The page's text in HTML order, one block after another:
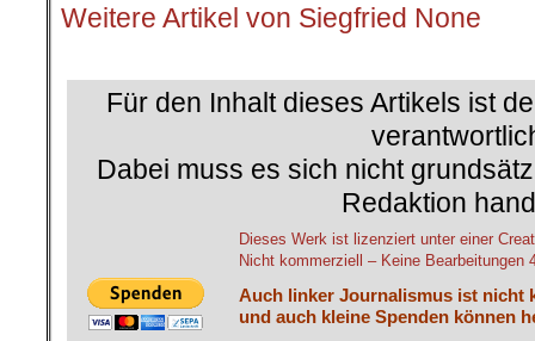
Weitere Artikel von Siegfried None
Für den Inhalt dieses Artikels ist
Dabei muss es sich nicht
Redaktion
Dieses Werk ist lizenziert unter einer
Nicht kommerziell – Keine Bearbeitungen
Auch linker Journalismus ist nicht
und auch kleine Spenden können